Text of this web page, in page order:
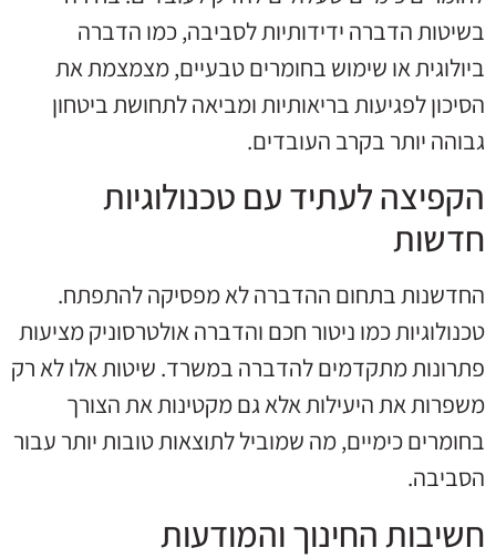
בשיטות הדברה ידידותיות לסביבה, כמו הדברה
ביולוגית או שימוש בחומרים טבעיים, מצמצמת את
הסיכון לפגיעות בריאותיות ומביאה לתחושת ביטחון
גבוהה יותר בקרב העובדים.
הקפיצה לעתיד עם טכנולוגיות
חדשות
החדשנות בתחום ההדברה לא מפסיקה להתפתח.
טכנולוגיות כמו ניטור חכם והדברה אולטרסוניק מציעות
פתרונות מתקדמים להדברה במשרד. שיטות אלו לא רק
משפרות את היעילות אלא גם מקטינות את הצורך
בחומרים כימיים, מה שמוביל לתוצאות טובות יותר עבור
הסביבה.
חשיבות החינוך והמודעות